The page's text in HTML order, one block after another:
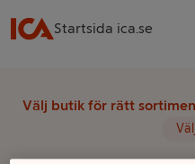
Startsida ica.se
Välj butik för rätt